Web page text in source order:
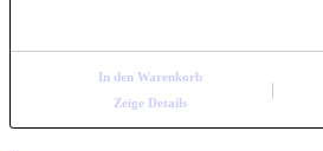
In den Warenkorb
Zeige Details